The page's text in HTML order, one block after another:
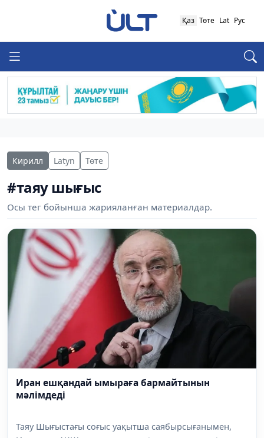
Қаз Төте Lat Рус
Кирилл Latyn Төте
#таяу шығыс
Осы тег бойынша жарияланған материалдар.
Иран ешқандай ымыраға бармайтынын
мәлімдеді
Таяу Шығыстағы соғыс уақытша саябырсығанымен,